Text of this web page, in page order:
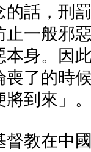
的話，刑
止一般邪
本身。因
喪了的時
將到來」
在中國